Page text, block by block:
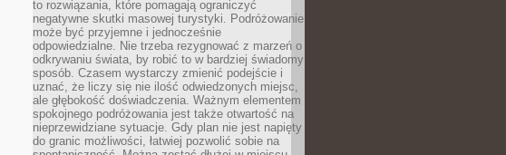
to rozwiązania, które pomagają ograniczyć
negatywne skutki masowej turystyki. Podróżowanie
może być przyjemne i jednocześnie
odpowiedzialne. Nie trzeba rezygnować z marzeń o
odkrywaniu świata, by robić to w bardziej świadomy
sposób. Czasem wystarczy zmienić podejście i
uznać, że liczy się nie ilość odwiedzonych miejsc,
ale głębokość doświadczenia. Ważnym elementem
spokojnego podróżowania jest także otwartość na
nieprzewidziane sytuacje. Gdy plan nie jest napięty
do granic możliwości, łatwiej pozwolić sobie na